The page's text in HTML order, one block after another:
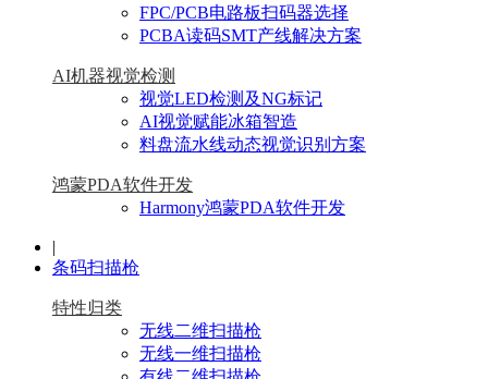
FPC/PCB电路板扫码器选择
PCBA读码SMT产线解决方案
AI机器视觉检测
视觉LED检测及NG标记
AI视觉赋能冰箱智造
料盘流水线动态视觉识别方案
鸿蒙PDA软件开发
Harmony鸿蒙PDA软件开发
|
条码扫描枪
特性归类
无线二维扫描枪
无线一维扫描枪